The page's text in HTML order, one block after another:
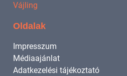
Vájling
Oldalak
Impresszum
Médiaajánlat
Adatkezelési tájékoztató